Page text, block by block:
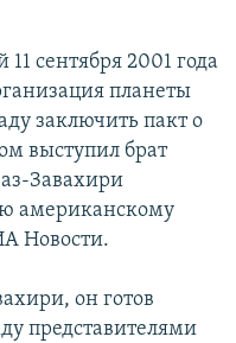
сентября 2001 года
планеты
заключить пакт о
выступил брат
Завахири
американскому
Новости.
он готов
представителями